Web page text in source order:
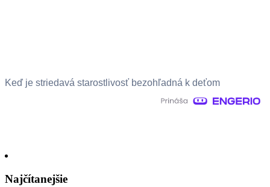
Keď je striedavá starostlivosť bezohľadná k deťom
Najčítanejšie